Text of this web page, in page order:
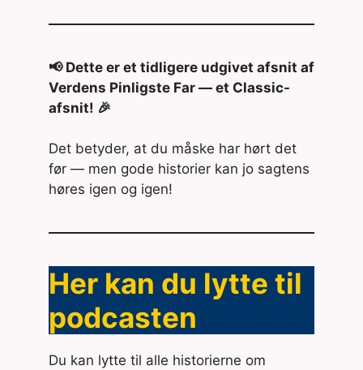
📢 Dette er et tidligere udgivet afsnit af
Verdens Pinligste Far — et Classic-
afsnit! 🎉
Det betyder, at du måske har hørt det
før — men gode historier kan jo sagtens
høres igen og igen!
Her kan du lytte til
podcasten
Du kan lytte til alle historierne om